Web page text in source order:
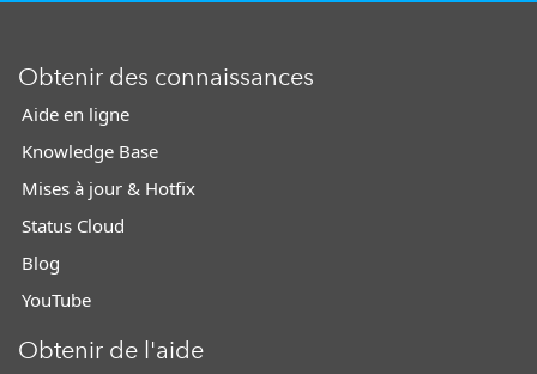
Obtenir des connaissances
Aide en ligne
Knowledge Base
Mises à jour & Hotfix
Status Cloud
Blog
YouTube
Obtenir de l'aide